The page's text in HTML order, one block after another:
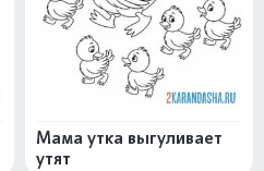
Мама утка выгуливает
утят